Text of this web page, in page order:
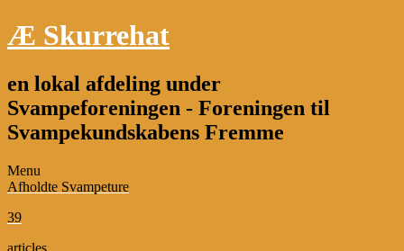
Æ Skurrehat
en lokal afdeling under
Svampeforeningen - Foreningen til
Svampekundskabens Fremme
Menu
Afholdte Svampeture
39
articles